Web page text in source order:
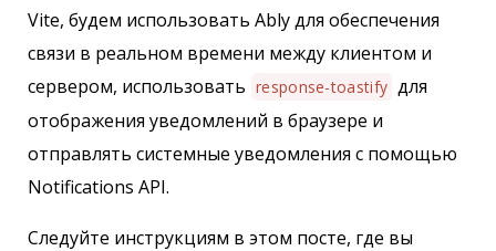
Vite, будем использовать Ably для обеспечения
связи в реальном времени между клиентом и
сервером, использовать response-toastify для
отображения уведомлений в браузере и
отправлять системные уведомления с помощью
Notifications API.
Следуйте инструкциям в этом посте, где вы